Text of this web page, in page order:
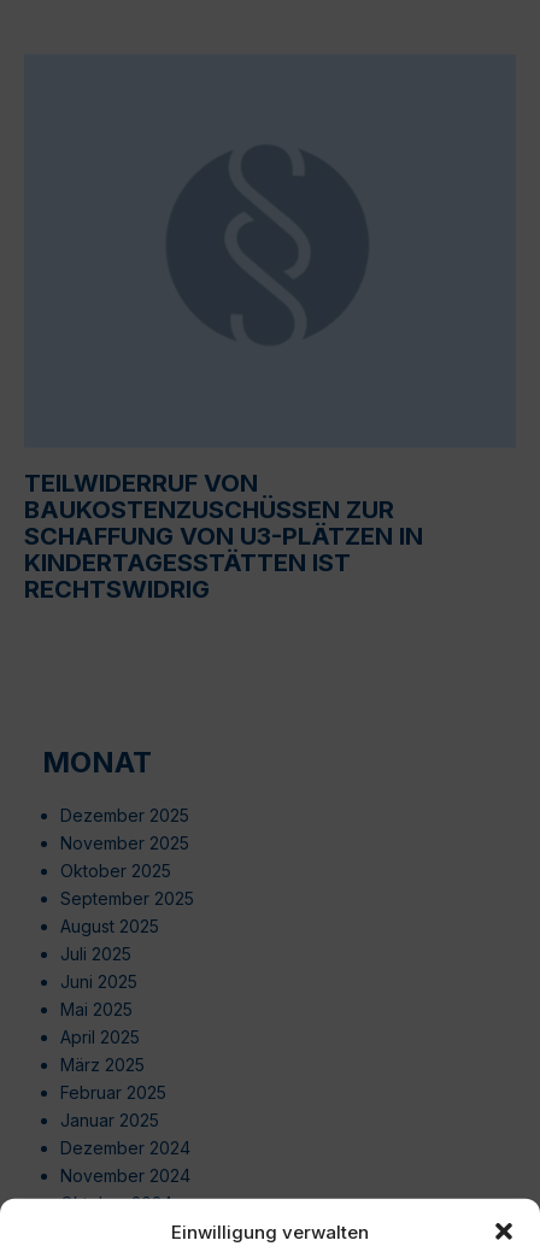
Einwilligung verwalten
TEILWIDERRUF VON
BAUKOSTENZUSCHÜSSEN ZUR
SCHAFFUNG VON U3-PLÄTZEN IN
KINDERTAGESSTÄTTEN IST
RECHTSWIDRIG
MONAT
Dezember 2025
November 2025
Oktober 2025
September 2025
August 2025
Juli 2025
Juni 2025
Mai 2025
April 2025
März 2025
Februar 2025
Januar 2025
Dezember 2024
November 2024
Oktober 2024
September 2024